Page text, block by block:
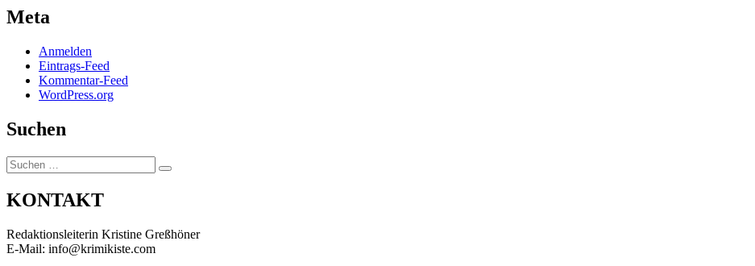
Meta
Anmelden
Eintrags-Feed
Kommentar-Feed
WordPress.org
Suchen
Suchen
nach:
Suchen
KONTAKT
Redaktionsleiterin Kristine Greßhöner
E-Mail: info@krimikiste.com